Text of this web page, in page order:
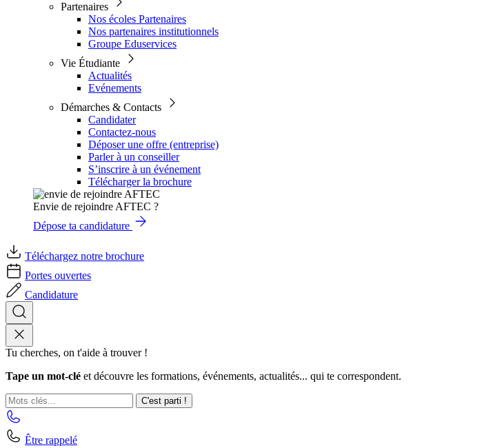
Partenaires
Nos écoles Partenaires
Nos partenaires institutionnels
Groupe Eduservices
Vie Étudiante
Actualités
Evénements
Démarches & Contacts
Candidater
Contactez-nous
Déposer une offre (entreprise)
Parler à un conseiller
S’inscrire à un événement
Télécharger la brochure
Envie de rejoindre AFTEC ?
Dépose ta candidature
Téléchargez notre brochure
Portes ouvertes
Candidature
Tu cherches, on t'aide à trouver !
Tape un mot-clé et découvre les formations, événements, actualités... qui te correspondent.
C'est parti !
Être rappelé